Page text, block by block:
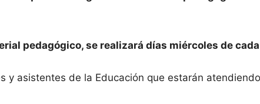
pedagógico, se realizará días miércoles de
y asistentes de la Educación que estarán